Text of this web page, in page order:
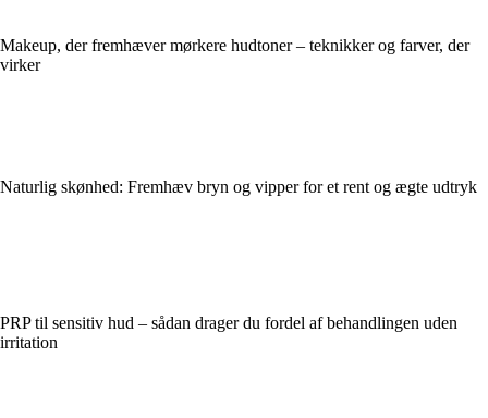
Makeup, der fremhæver mørkere hudtoner – teknikker og farver, der
virker
Naturlig skønhed: Fremhæv bryn og vipper for et rent og ægte udtryk
PRP til sensitiv hud – sådan drager du fordel af behandlingen uden
irritation